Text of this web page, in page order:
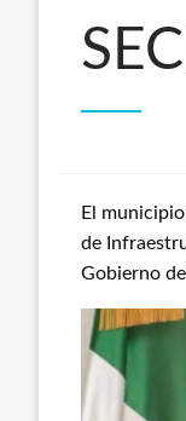
El
de
Gobierno